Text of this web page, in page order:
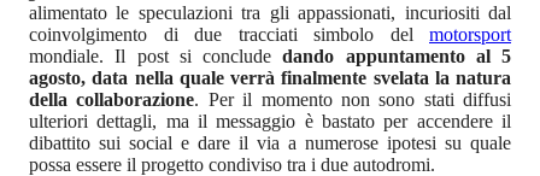
alimentato le speculazioni tra gli appassionati, incuriositi dal
coinvolgimento di due tracciati simbolo del motorsport
mondiale. Il post si concludedando appuntamento al 5
agosto, data nella quale verrà finalmente svelata la natura
della collaborazione. Per il momento non sono stati diffusi
ulteriori dettagli, ma il messaggio è bastato per accendere il
dibattito sui social e dare il via a numerose ipotesi su quale
possa essere il progetto condiviso tra i due autodromi.